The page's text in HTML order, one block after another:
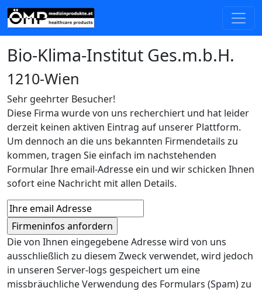
Bio-Klima-Institut Ges.m.b.H.
1210-Wien
Sehr geehrter Besucher!
Diese Firma wurde von uns recherchiert und hat leider
derzeit keinen aktiven Eintrag auf unserer Plattform.
Um dennoch an die uns bekannten Firmendetails zu
kommen, tragen Sie einfach im nachstehenden
Formular Ihre email-Adresse ein und wir schicken Ihnen
sofort eine Nachricht mit allen Details.
Die von Ihnen eingegebene Adresse wird von uns
ausschließlich zu diesem Zweck verwendet, wird jedoch
in unseren Server-logs gespeichert um eine
missbräuchliche Verwendung des Formulars (Spam) zu